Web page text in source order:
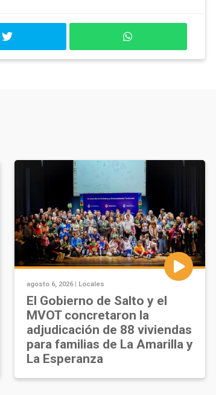
agosto 6, 2026 | Locales
El Gobierno de Salto y el
MVOT concretaron la
adjudicación de 88 viviendas
para familias de La Amarilla y
La Esperanza